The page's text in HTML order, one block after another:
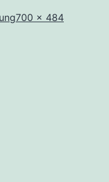
Originalgröße
700 × 484